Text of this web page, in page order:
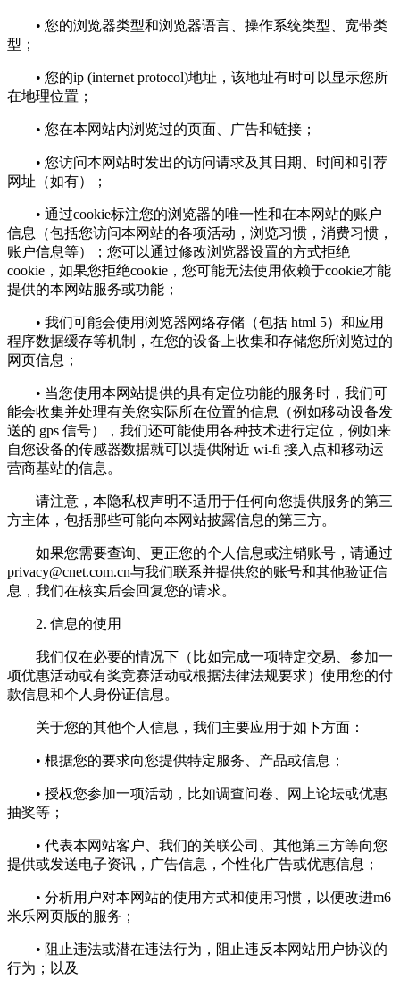
• 您的浏览器类型和浏览器语言、操作系统类型、宽带类
型；
• 您的ip (internet protocol)地址，该地址有时可以显示您所
在地理位置；
• 您在本网站内浏览过的页面、广告和链接；
• 您访问本网站时发出的访问请求及其日期、时间和引荐
网址（如有）；
• 通过cookie标注您的浏览器的唯一性和在本网站的账户
信息（包括您访问本网站的各项活动，浏览习惯，消费习惯，
账户信息等）；您可以通过修改浏览器设置的方式拒绝
cookie，如果您拒绝cookie，您可能无法使用依赖于cookie才能
提供的本网站服务或功能；
• 我们可能会使用浏览器网络存储（包括 html 5）和应用
程序数据缓存等机制，在您的设备上收集和存储您所浏览过的
网页信息；
• 当您使用本网站提供的具有定位功能的服务时，我们可
能会收集并处理有关您实际所在位置的信息（例如移动设备发
送的 gps 信号），我们还可能使用各种技术进行定位，例如来
自您设备的传感器数据就可以提供附近 wi-fi 接入点和移动运
营商基站的信息。
请注意，本隐私权声明不适用于任何向您提供服务的第三
方主体，包括那些可能向本网站披露信息的第三方。
如果您需要查询、更正您的个人信息或注销账号，请通过
privacy@cnet.com.cn与我们联系并提供您的账号和其他验证信
息，我们在核实后会回复您的请求。
2. 信息的使用
我们仅在必要的情况下（比如完成一项特定交易、参加一
项优惠活动或有奖竞赛活动或根据法律法规要求）使用您的付
款信息和个人身份证信息。
关于您的其他个人信息，我们主要应用于如下方面：
• 根据您的要求向您提供特定服务、产品或信息；
• 授权您参加一项活动，比如调查问卷、网上论坛或优惠
抽奖等；
• 代表本网站客户、我们的关联公司、其他第三方等向您
提供或发送电子资讯，广告信息，个性化广告或优惠信息；
• 分析用户对本网站的使用方式和使用习惯，以便改进m6
米乐网页版的服务；
• 阻止违法或潜在违法行为，阻止违反本网站用户协议的
行为；以及